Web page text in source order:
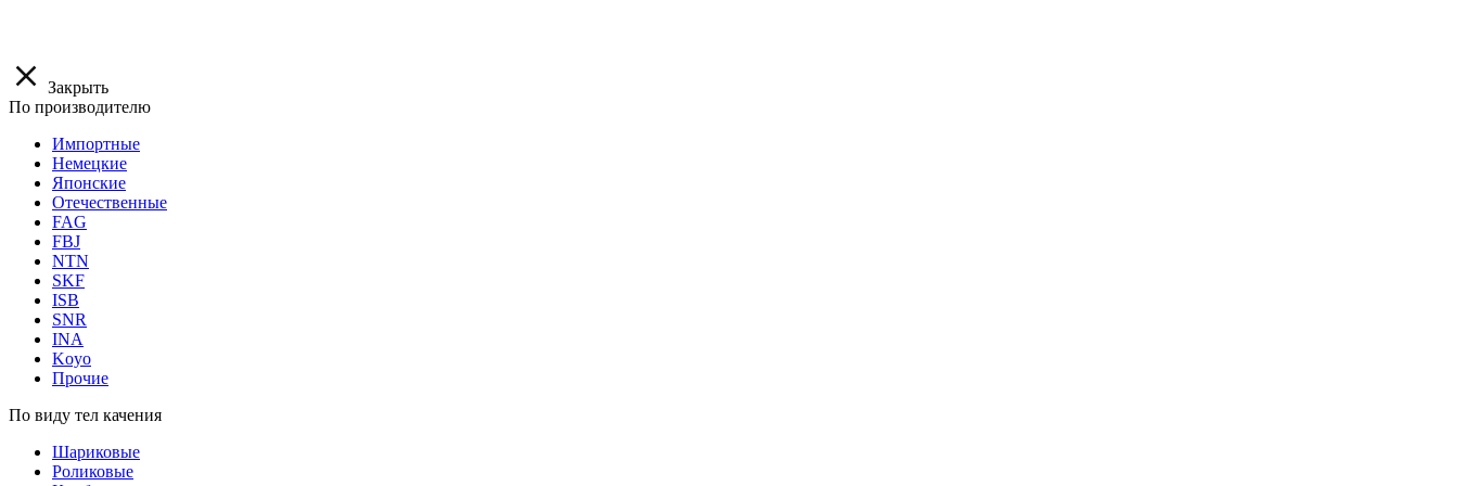
Закрыть
По производителю
Импортные
Немецкие
Японские
Отечественные
FAG
FBJ
NTN
SKF
ISB
SNR
INA
Koyo
Прочие
По виду тел качения
Шариковые
Роликовые